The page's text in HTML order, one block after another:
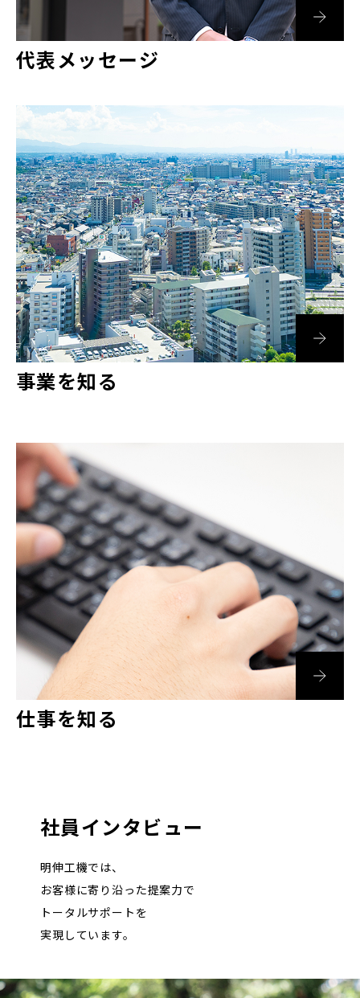
代表メッセージ
事業を知る
仕事を知る
社員インタビュー
明伸工機では、
お客様に寄り沿った提案力で
トータルサポートを
実現しています。